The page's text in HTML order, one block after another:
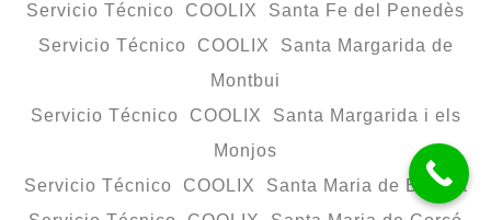
Servicio Técnico COOLIX Santa Fe del Penedès
Servicio Técnico COOLIX Santa Margarida de
Montbui
Servicio Técnico COOLIX Santa Margarida i els
Monjos
Servicio Técnico COOLIX Santa Maria de Besora